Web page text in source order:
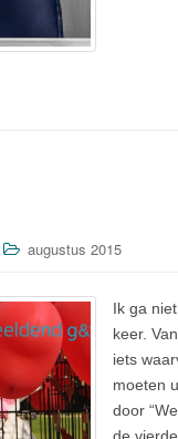
augustus 2015
Ik ga
keer.
iets
moeten
door